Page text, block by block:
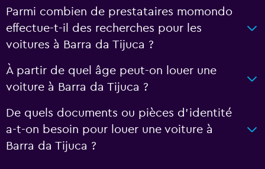
Parmi combien de prestataires momondo
effectue-t-il des recherches pour les
voitures à Barra da Tijuca ?
À partir de quel âge peut-on louer une
voiture à Barra da Tijuca ?
De quels documents ou pièces d'identité
a-t-on besoin pour louer une voiture à
Barra da Tijuca ?